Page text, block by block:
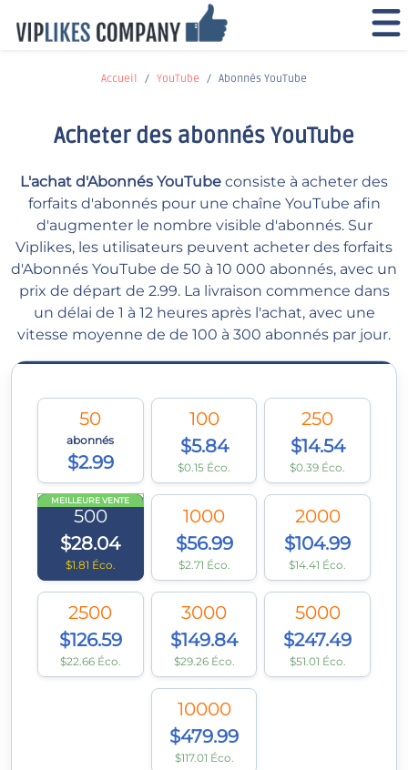
Accueil YouTube Abonnés YouTube
Acheter des abonnés YouTube
L'achat d'Abonnés YouTube consiste à acheter des
forfaits d'abonnés pour une chaîne YouTube afin
d'augmenter le nombre visible d'abonnés. Sur
Viplikes, les utilisateurs peuvent acheter des forfaits
d'Abonnés YouTube de 50 à 10 000 abonnés, avec un
prix de départ de 2.99. La livraison commence dans
un délai de 1 à 12 heures après l'achat, avec une
vitesse moyenne de de 100 à 300 abonnés par jour.
50
abonnés
$2.99
100
$5.84
$0.15 Éco.
250
$14.54
$0.39 Éco.
MEILLEURE VENTE
500
$28.04
$1.81 Éco.
1000
$56.99
$2.71 Éco.
2000
$104.99
$14.41 Éco.
2500
$126.59
$22.66 Éco.
3000
$149.84
$29.26 Éco.
5000
$247.49
$51.01 Éco.
10000
$479.99
$117.01 Éco.